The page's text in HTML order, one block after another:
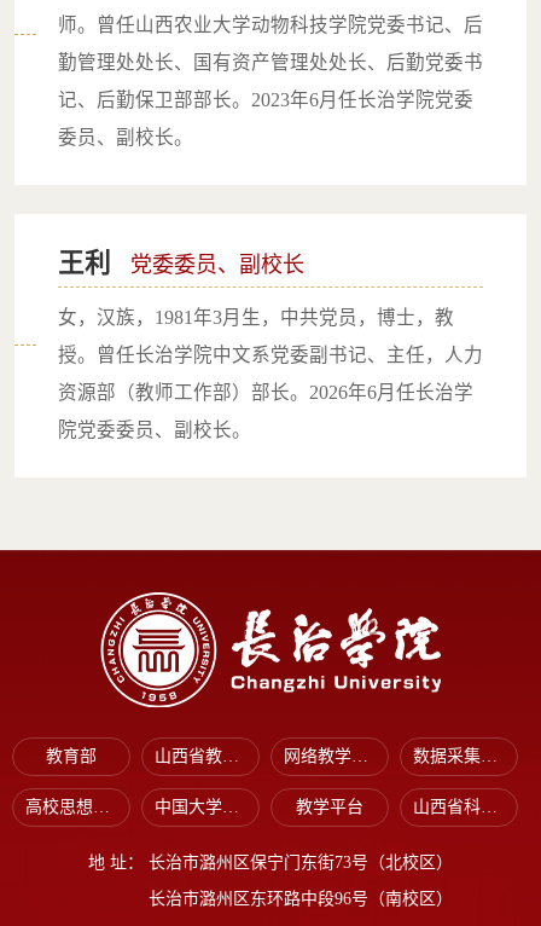
师。曾任山西农业大学动物科技学院党委书记、后
勤管理处处长、国有资产管理处处长、后勤党委书
记、后勤保卫部部长。2023年6月任长治学院党委
委员、副校长。
王利 党委委员、副校长
女，汉族，1981年3月生，中共党员，博士，教
授。曾任长治学院中文系党委副书记、主任，人力
资源部（教师工作部）部长。2026年6月任长治学
院党委委员、副校长。
教育部 山西省教育厅 网络教学平台 数据采集平台
中国大学生在线 教学平台 山西省科技厅
地 址：
长治市潞州区保宁门东街73号（北校区）
长治市潞州区东环路中段96号（南校区）